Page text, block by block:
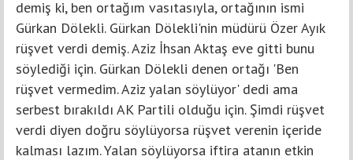
demiş ki, ben ortağım vasıtasıyla, ortağının ismi
Gürkan Dölekli. Gürkan Dölekli'nin müdürü Özer Ayık
rüşvet verdi demiş. Aziz İhsan Aktaş eve gitti bunu
söylediği için. Gürkan Dölekli denen ortağı 'Ben
rüşvet vermedim. Aziz yalan söylüyor' dedi ama
serbest bırakıldı AK Partili olduğu için. Şimdi rüşvet
verdi diyen doğru söylüyorsa rüşvet verenin içeride
kalması lazım. Yalan söylüyorsa iftira atanın etkin